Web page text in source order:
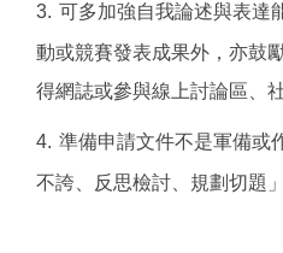
3. 可多加強自我論述與表達
動或競賽發表成果外，亦鼓
得網誌或參與線上討論區、
4. 準備申請文件不是軍備或
不誇、反思檢討、規劃切題」